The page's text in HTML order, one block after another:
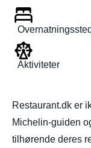
Aktiviteter
Restaurant.dk er
Michelin-guiden
tilhørende deres